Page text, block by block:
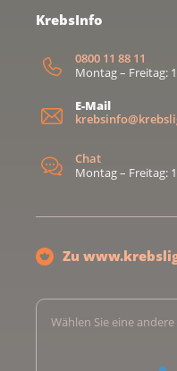
KrebsInfo
0800 11 88 11
Montag – Freitag:
E-Mail
Chat
Montag – Freitag:
Zu
Wählen Sie eine